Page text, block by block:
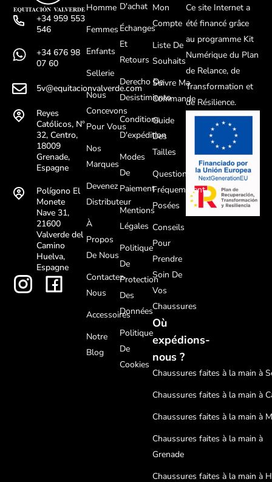
+34 959 553
546
+34 676 98
07 60
5v@equitacionvalverde.com
Reyes
Católicos, Nº
32, Centro,
18009
Grenade,
Espagne
Polígono El
Monete
Nave 31,
21600
Valverde del
Camino
Huelva,
Espagne
Homme
Femmes
Enfants
Sellerie
Nous
Concevons
Pour Vous
Nos
Marques
Devenez
Distributeur
À
Propos
De Nous
Contactez-
Nous
Accessoires
Notre
Blog
D'achat
Échanges
Et
Retours
Derecho De
Desistimiento
Conditions
D'expédition
Modes
De
Paiement
Mentions
Légales
Politique
De
Protection
Des
Données
Politique
De
Cookies
Mon
Compte
Liste De
Souhaits
Suivre Ma
Commande
Guide
Des
Tailles
Questions
Fréquemment
Posées
Conseils
Pour
Prendre
Soin De
Vos
Chaussures
Où
expédions-
nous ?
Chaussures faites à la main à
Chaussures faites à la main à
Chaussures faites à la main à
Chaussures faites à la main à
Grenade
Chaussures faites à la main à
Ce site Internet a
été financé grâce
au programme Kit
Numérique du Plan
de Relance, de
Transformation et
de Résilience.